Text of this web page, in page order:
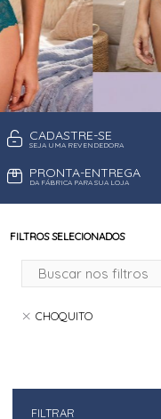
CADASTRE-SE
SEJA UMA REVENDEDORA
PRONTA-ENTREGA
DA FÁBRICA PARA SUA LOJA
FILTROS SELECIONADOS
CHOQUITO
FILTRAR